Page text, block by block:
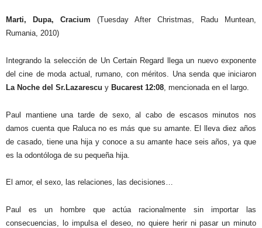
Marti, Dupa, Cracium (Tuesday After Christmas, Radu Muntean,
Rumania, 2010)
Integrando la selección de Un Certain Regard llega un nuevo exponente
del cine de moda actual, rumano, con méritos. Una senda que iniciaron
La Noche del Sr.Lazarescu y Bucarest 12:08 , mencionada en el largo.
Paul mantiene una tarde de sexo, al cabo de escasos minutos nos
damos cuenta que Raluca no es más que su amante. El lleva diez años
de casado, tiene una hija y conoce a su amante hace seis años, ya que
es la odontóloga de su pequeña hija.
El amor, el sexo, las relaciones, las decisiones…
Paul es un hombre que actúa racionalmente sin importar las
consecuencias, lo impulsa el deseo, no quiere herir ni pasar un minuto